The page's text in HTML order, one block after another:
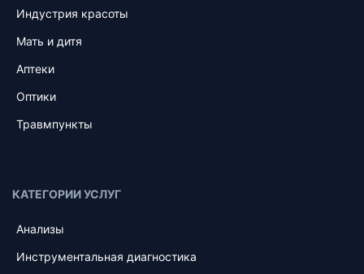
Индустрия красоты
Мать и дитя
Аптеки
Оптики
Травмпункты
КАТЕГОРИИ УСЛУГ
Анализы
Инструментальная диагностика